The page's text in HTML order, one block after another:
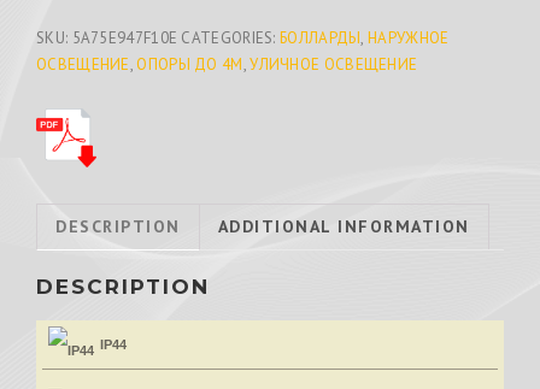
SKU: 5A75E947F10E CATEGORIES:БОЛЛАРДЫ,НАРУЖНОЕ
ОСВЕЩЕНИЕ, ОПОРЫ ДО 4М,УЛИЧНОЕ ОСВЕЩЕНИЕ
DESCRIPTION ADDITIONAL INFORMATION
DESCRIPTION
IP44